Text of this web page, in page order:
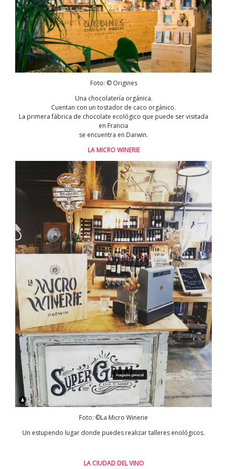
Foto: © Origines
Una chocolatería orgánica.
Cuentan con un tostador de caco orgánico.
La primera fábrica de chocolate ecológico que puede ser visitada
en Francia
se encuentra en Darwin.
LA MICRO WINERIE
Foto: ©La Micro Winerie
Un estupendo lugar donde puedes realizar talleres enológicos.
LA CIUDAD DEL VINO